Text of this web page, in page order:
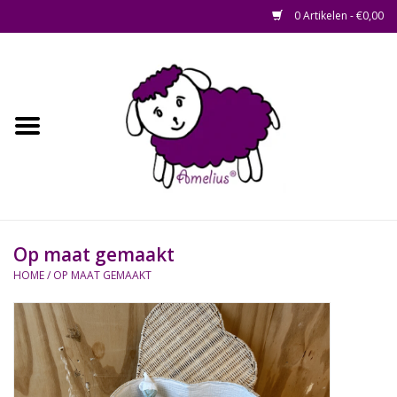
0 Artikelen - €0,00
Afscheid op maat
Waterhyacint
Hout
Watermethode /
Afscheidsbox
Op maat gemaakt
HOME/ OP MAAT GEMAAKT